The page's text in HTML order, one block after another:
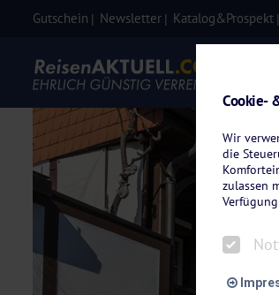
Gutschein Newsletter Katalog&Prospekt
Cookie-
Wir
die
zulassen